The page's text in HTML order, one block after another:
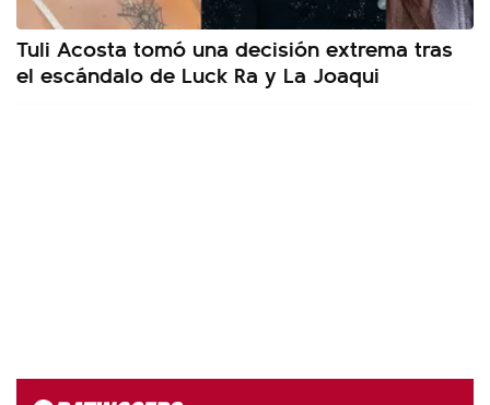
Tuli Acosta tomó una decisión extrema tras
el escándalo de Luck Ra y La Joaqui